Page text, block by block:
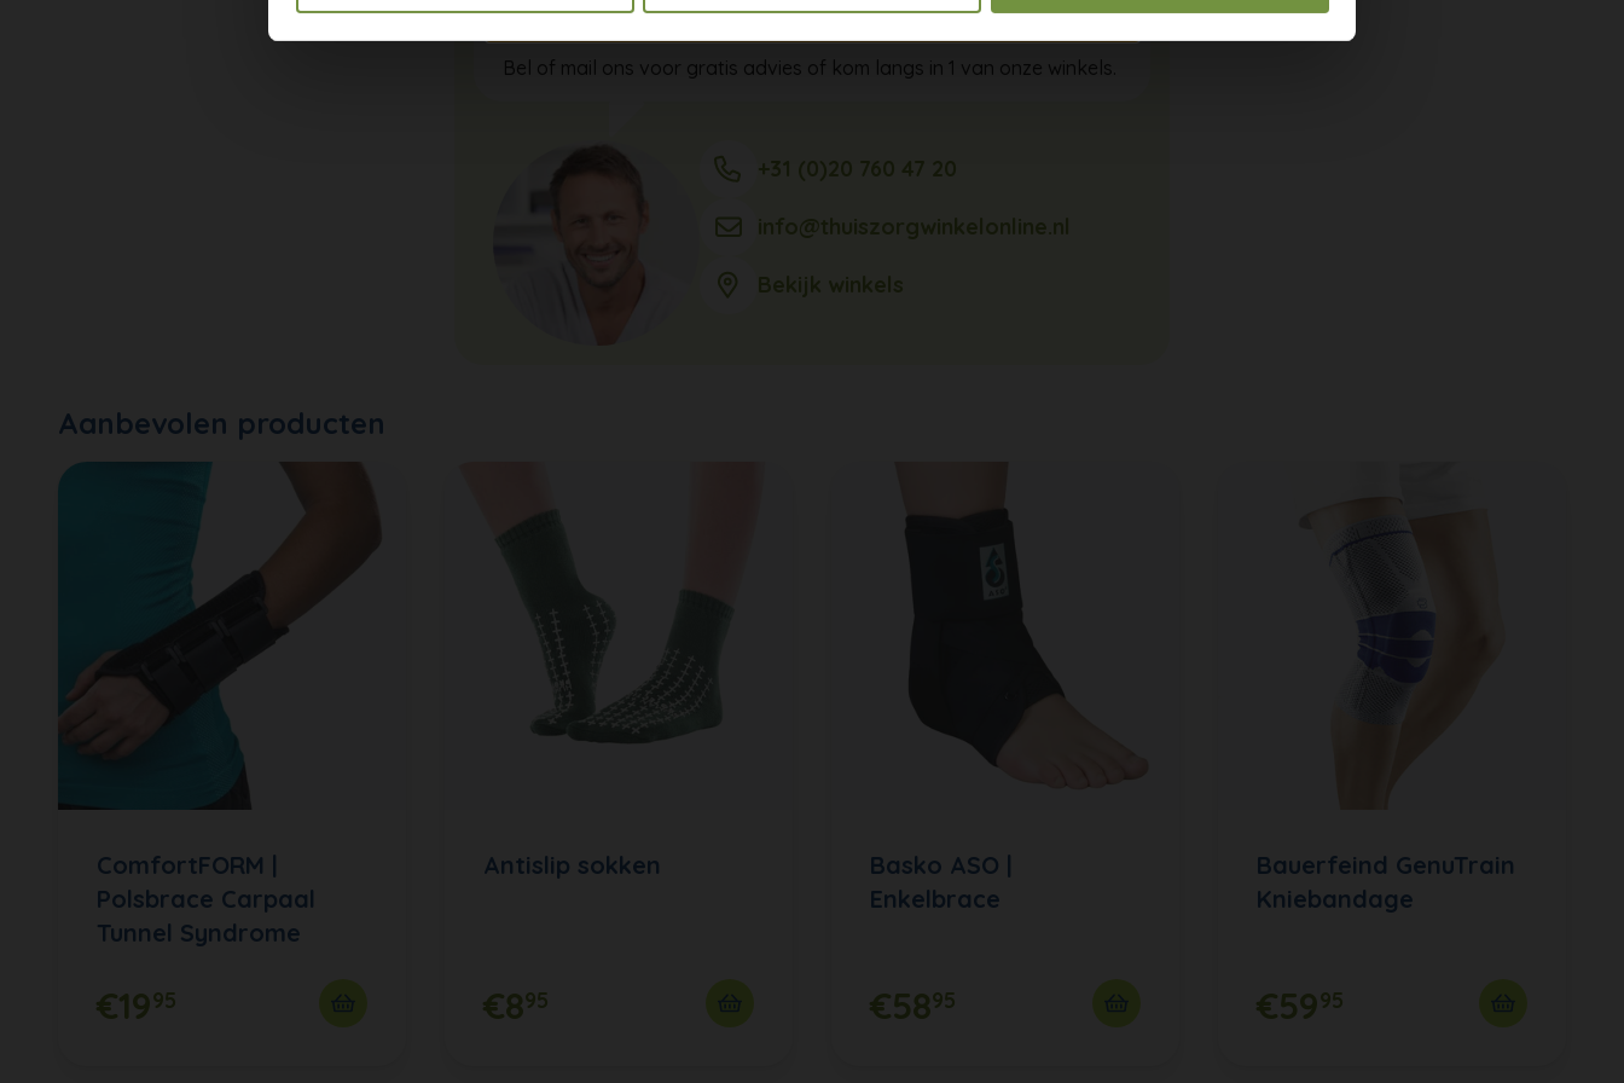
Heeft u een vraag of advies nodig?
Bel of mail ons voor gratis advies of kom langs in 1 van onze winkels.
+31 (0)20 760 47 20
info@thuiszorgwinkelonline.nl
Bekijk winkels
Aanbevolen producten
ComfortFORM |
Polsbrace Carpaal
Tunnel Syndrome
€1995
Antislip sokken
€895
Basko ASO |
Enkelbrace
€5895
Bauerfeind GenuTrain
Kniebandage
€5995